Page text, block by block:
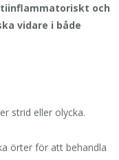
och
vidare i både
strid eller olycka.
örter för att behandla